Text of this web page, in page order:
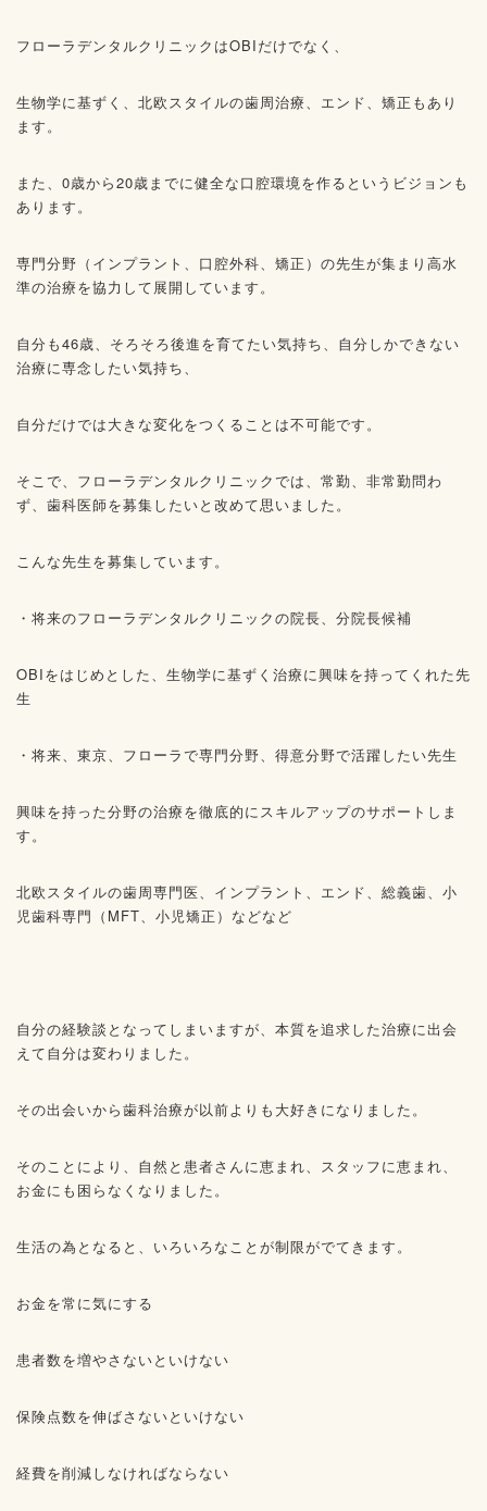
フローラデンタルクリニックはOBIだけでなく、
生物学に基ずく、北欧スタイルの歯周治療、エンド、矯正もあり
ます。
また、0歳から20歳までに健全な口腔環境を作るというビジョンも
あります。
専門分野（インプラント、口腔外科、矯正）の先生が集まり高水
準の治療を協力して展開しています。
自分も46歳、そろそろ後進を育てたい気持ち、自分しかできない
治療に専念したい気持ち、
自分だけでは大きな変化をつくることは不可能です。
そこで、フローラデンタルクリニックでは、常勤、非常勤問わ
ず、歯科医師を募集したいと改めて思いました。
こんな先生を募集しています。
・将来のフローラデンタルクリニックの院長、分院長候補
OBIをはじめとした、生物学に基ずく治療に興味を持ってくれた先
生
・将来、東京、フローラで専門分野、得意分野で活躍したい先生
興味を持った分野の治療を徹底的にスキルアップのサポートしま
す。
北欧スタイルの歯周専門医、インプラント、エンド、総義歯、小
児歯科専門（MFT、小児矯正）などなど
自分の経験談となってしまいますが、本質を追求した治療に出会
えて自分は変わりました。
その出会いから歯科治療が以前よりも大好きになりました。
そのことにより、自然と患者さんに恵まれ、スタッフに恵まれ、
お金にも困らなくなりました。
生活の為となると、いろいろなことが制限がでてきます。
お金を常に気にする
患者数を増やさないといけない
保険点数を伸ばさないといけない
経費を削減しなければならない